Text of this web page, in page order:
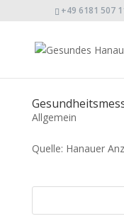
+49 6181 507
Allgemein
Quelle: Hanauer